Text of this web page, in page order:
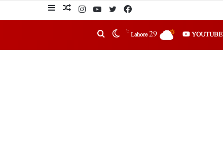
YOUTUBE
Lahore29
℃